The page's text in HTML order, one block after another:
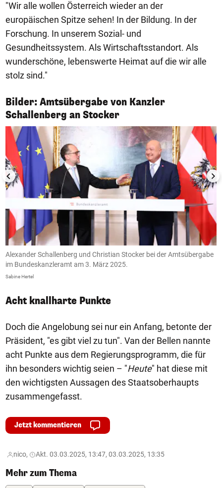
"Wir alle wollen Österreich wieder an der
europäischen Spitze sehen! In der Bildung. In der
Forschung. In unserem Sozial- und
Gesundheitssystem. Als Wirtschaftsstandort. Als
wunderschöne, lebenswerte Heimat auf die wir alle
stolz sind."
Bilder: Amtsübergabe von Kanzler
Schallenberg an Stocker
1/8
Alexander Schallenberg und Christian Stocker bei der Amtsübergabe
im Bundeskanzleramt am 3. März 2025.
Sabine Hertel
Acht knallharte Punkte
Doch die Angelobung sei nur ein Anfang, betonte der
Präsident, "es gibt viel zu tun". Van der Bellen nannte
acht Punkte aus dem Regierungsprogramm, die für
ihn besonders wichtig seien – "Heute" hat diese mit
den wichtigsten Aussagen des Staatsoberhaupts
zusammengefasst.
Jetzt kommentieren
nico, Akt. 03.03.2025, 13:47, 03.03.2025, 13:35
Mehr zum Thema